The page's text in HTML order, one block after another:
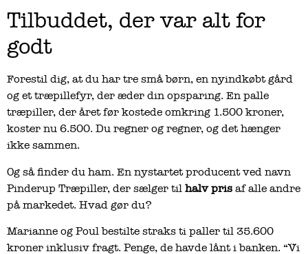
Tilbuddet, der var alt for
godt
Forestil dig, at du har tre små børn, en nyindkøbt gård
og et træpillefyr, der æder din opsparing. En palle
træpiller, der året før kostede omkring 1.500 kroner,
koster nu 6.500. Du regner og regner, og det hænger
ikke sammen.
Og så finder du ham. En nystartet producent ved navn
Pinderup Træpiller, der sælger til halv pris af alle andre
på markedet. Hvad gør du?
Marianne og Poul bestilte straks ti paller til 35.600
kroner inklusiv fragt. Penge, de havde lånt i banken. “Vi